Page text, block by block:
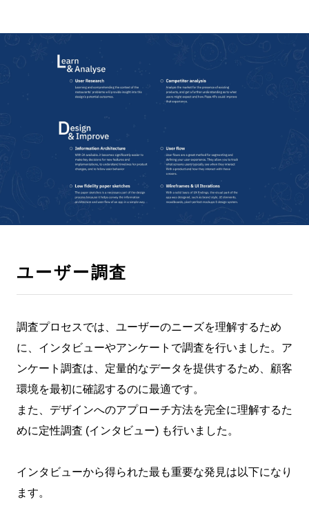
ユーザー調査
調査プロセスでは、ユーザーのニーズを理解するため
に、インタビューやアンケートで調査を行いました。ア
ンケート調査は、定量的なデータを提供するため、顧客
環境を最初に確認するのに最適です。
また、デザインへのアプローチ方法を完全に理解するた
めに定性調査 (インタビュー) も行いました。
インタビューから得られた最も重要な発見は以下になり
ます。